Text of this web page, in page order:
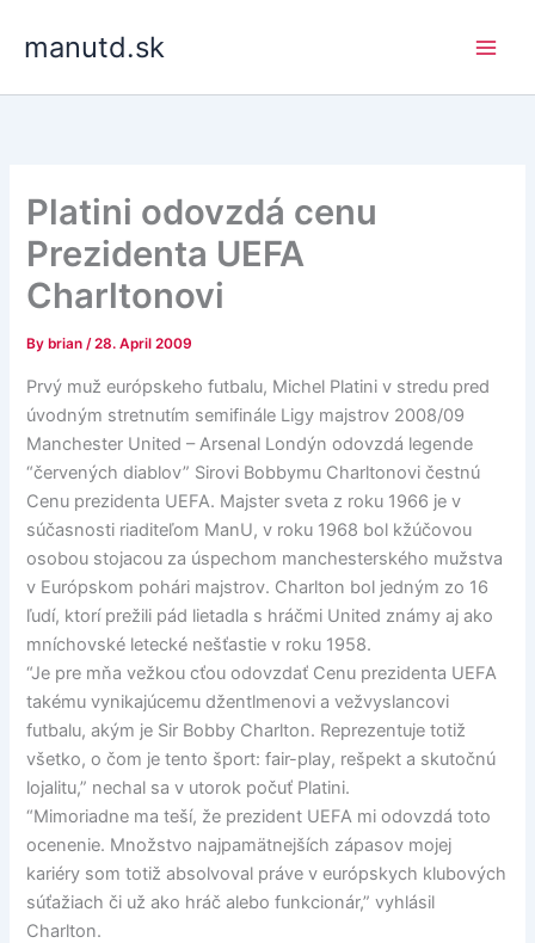
manutd.sk
Platini odovzdá cenu
Prezidenta UEFA
Charltonovi
By brian/28. April 2009
Prvý muž európskeho futbalu, Michel Platini v stredu pred
úvodným stretnutím semifinále Ligy majstrov 2008/09
Manchester United – Arsenal Londýn odovzdá legende
“červených diablov” Sirovi Bobbymu Charltonovi čestnú
Cenu prezidenta UEFA. Majster sveta z roku 1966 je v
súčasnosti riaditeľom ManU, v roku 1968 bol kžúčovou
osobou stojacou za úspechom manchesterského mužstva
v Európskom pohári majstrov. Charlton bol jedným zo 16
ľudí, ktorí prežili pád lietadla s hráčmi United známy aj ako
mníchovské letecké nešťastie v roku 1958.
“Je pre mňa vežkou cťou odovzdať Cenu prezidenta UEFA
takému vynikajúcemu džentlmenovi a vežvyslancovi
futbalu, akým je Sir Bobby Charlton. Reprezentuje totiž
všetko, o čom je tento šport: fair-play, rešpekt a skutočnú
lojalitu,” nechal sa v utorok počuť Platini.
“Mimoriadne ma teší, že prezident UEFA mi odovzdá toto
ocenenie. Množstvo najpamätnejších zápasov mojej
kariéry som totiž absolvoval práve v európskych klubových
súťažiach či už ako hráč alebo funkcionár,” vyhlásil
Charlton.